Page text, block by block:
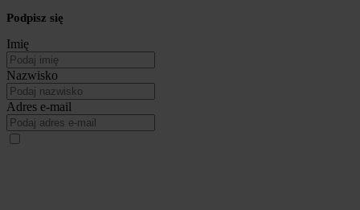
Podpisz się
Imię
Nazwisko
Adres e-mail